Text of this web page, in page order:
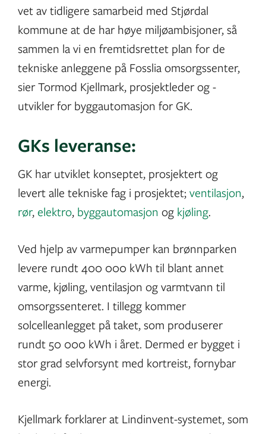
vet av tidligere samarbeid med Stjørdal
kommune at de har høye miljøambisjoner, så
sammen la vi en fremtidsrettet plan for de
tekniske anleggene på Fosslia omsorgssenter,
sier Tormod Kjellmark, prosjektleder og -
utvikler for byggautomasjon for GK.
GKs leveranse:
GK har utviklet konseptet, prosjektert og
levert alle tekniske fag i prosjektet;ventilasjon,
rør,elektro, byggautomasjon og kjøling.
Ved hjelp av varmepumper kan brønnparken
levere rundt 400 000 kWh til blant annet
varme, kjøling, ventilasjon og varmtvann til
omsorgssenteret. I tillegg kommer
solcelleanlegget på taket, som produserer
rundt 50 000 kWh i året. Dermed er bygget i
stor grad selvforsynt med kortreist, fornybar
energi.
Kjellmark forklarer at Lindinvent-systemet, som